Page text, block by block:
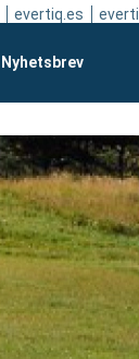
evertiq.es
Nyhetsbrev